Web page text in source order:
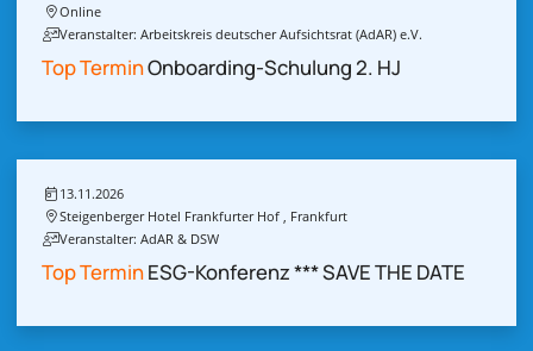
Online
Veranstalter: Arbeitskreis deutscher Aufsichtsrat (AdAR) e.V.
Top TerminOnboarding-Schulung 2. HJ
13.11.2026
Steigenberger Hotel Frankfurter Hof , Frankfurt
Veranstalter: AdAR & DSW
Top TerminESG-Konferenz *** SAVE THE DATE